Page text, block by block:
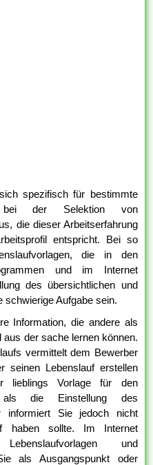
spezifisch für bestimmte
bei der Selektion von
die dieser Arbeitserfahrung
entspricht. Bei so
die in den
und im Internet
des übersichtlichen und
schwierige Aufgabe sein.
Information, die andere als
der sache lernen können.
vermittelt dem Bewerber
seinen Lebenslauf erstellen
lieblings Vorlage für den
die Einstellung des
informiert Sie jedoch nicht
haben sollte. Im Internet
und
als Ausgangspunkt oder